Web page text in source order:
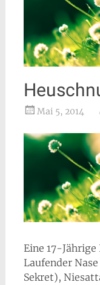
Mai 5, 2014
Eine 17-
Laufender
Sekret),